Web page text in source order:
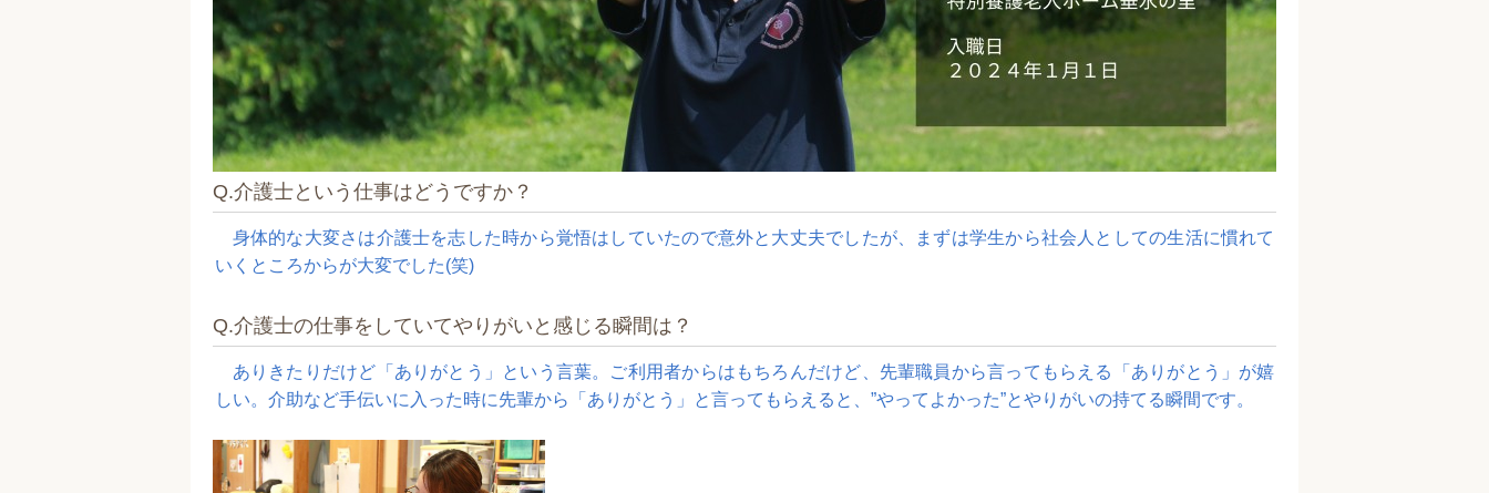
Q.介護士という仕事はどうですか？
身体的な大変さは介護士を志した時から覚悟はしていたので意外と大丈夫でしたが、まずは学生から社会人としての生活に慣れて
いくところからが大変でした(笑)
Q.介護士の仕事をしていてやりがいと感じる瞬間は？
ありきたりだけど「ありがとう」という言葉。ご利用者からはもちろんだけど、先輩職員から言ってもらえる「ありがとう」が嬉
しい。介助など手伝いに入った時に先輩から「ありがとう」と言ってもらえると、”やってよかった”とやりがいの持てる瞬間です。